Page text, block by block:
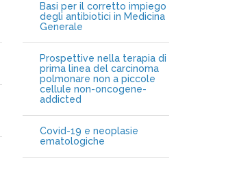
Basi per il corretto impiego
degli antibiotici in Medicina
Generale
Prospettive nella terapia di
prima linea del carcinoma
polmonare non a piccole
cellule non-oncogene-
addicted
Covid-19 e neoplasie
ematologiche